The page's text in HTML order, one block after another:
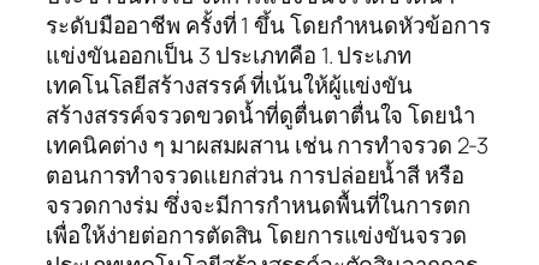
ระดับมืออาชีพ ครั้งที่ 1 ขึ้น โดยกำหนดหัวข้อการ
แข่งขันออกเป็น 3 ประเภทคือ 1. ประเภท
เทคโนโลยีสร้างสรรค์ ที่เน้นให้ผู้แข่งขัน
สร้างสรรค์จรวดขวดน้ำที่ดูตื่นตาตื่นใจ โดยนำ
เทคนิคต่าง ๆ มาผสมผสาน เช่น การทำจรวด 2-3
ตอนการทำจรวดแยกส่วน การปล่อยน้ำสี หรือ
จรวดกางร่ม ซึ่งจะมีการกำหนดพื้นที่ในการตก
เพื่อให้ง่ายต่อการตัดสิน โดยการแข่งขันจรวด